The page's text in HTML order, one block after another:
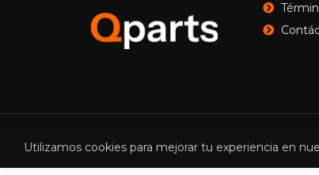
Utilizamos cookies para mejorar tu experiencia en